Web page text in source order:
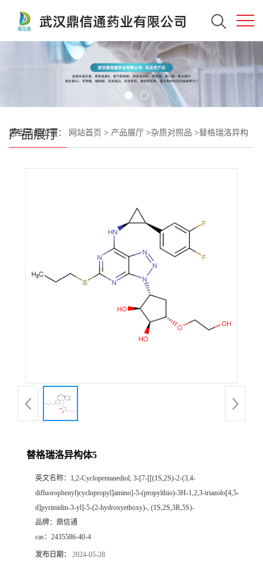
产品展厅
您当前的位置： 网站首页 > 产品展厅 >杂质对照品 >替格瑞洛异构
替格瑞洛异构体5
英文名称： 1,2-Cyclopentanediol, 3-[7-[[(1S,2S)-2-(3,4-
difluorophenyl)cyclopropyl]amino]-5-(propylthio)-3H-1,2,3-triazolo[4,5-
d]pyrimidin-3-yl]-5-(2-hydroxyethoxy)-, (1S,2S,3R,5S)-
品牌： 鼎信通
cas： 2435586-40-4
发布日期： 2024-05-28